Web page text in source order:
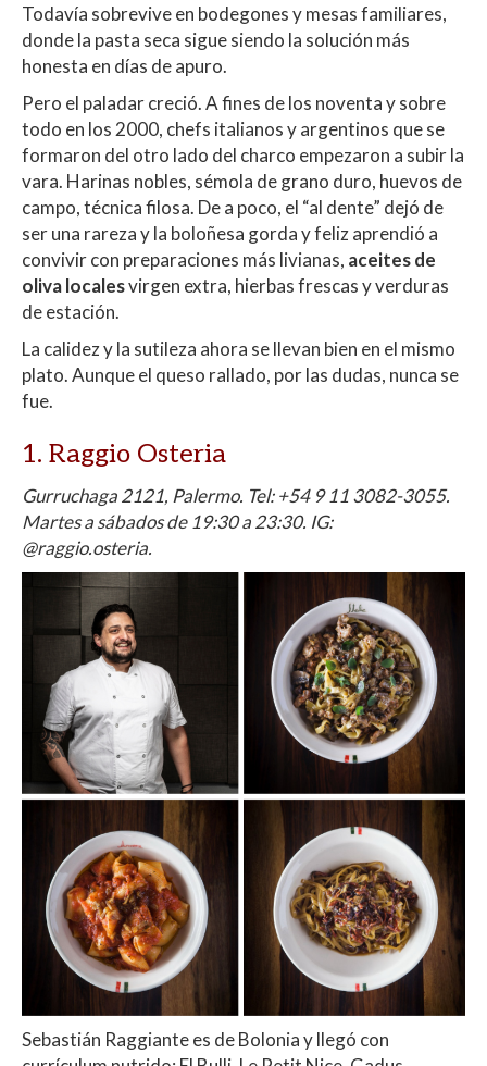
Todavía sobrevive en bodegones y mesas familiares,
donde la pasta seca sigue siendo la solución más
honesta en días de apuro.
Pero el paladar creció. A fines de los noventa y sobre
todo en los 2000, chefs italianos y argentinos que se
formaron del otro lado del charco empezaron a subir la
vara. Harinas nobles, sémola de grano duro, huevos de
campo, técnica filosa. De a poco, el “al dente” dejó de
ser una rareza y la boloñesa gorda y feliz aprendió a
convivir con preparaciones más livianas, aceites de
oliva localesvirgen extra, hierbas frescas y verduras
de estación.
La calidez y la sutileza ahora se llevan bien en el mismo
plato. Aunque el queso rallado, por las dudas, nunca se
fue.
1. Raggio Osteria
Gurruchaga 2121, Palermo. Tel: +54 9 11 3082-3055.
Martes a sábados de 19:30 a 23:30. IG:
@raggio.osteria.
Sebastián Raggiante es de Bolonia y llegó con